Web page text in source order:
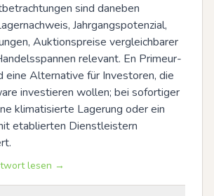
sind daneben
Jahrgangspotenzial,
Auktionspreise vergleichbarer
relevant. En Primeur-
eine Alternative für Investoren, die
investieren wollen; bei sofortiger
klimatisierte Lagerung oder ein
etablierten Dienstleistern
lesen →